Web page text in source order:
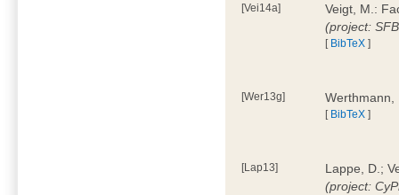
[Vei14a]
Veigt, M.:
(project:
[ BibTeX ]
[Wer13g]
[ BibTeX ]
[Lap13]
Lappe, D.;
(project: